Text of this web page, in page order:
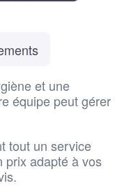
et une
équipe peut gérer
tout un service
prix adapté à vos